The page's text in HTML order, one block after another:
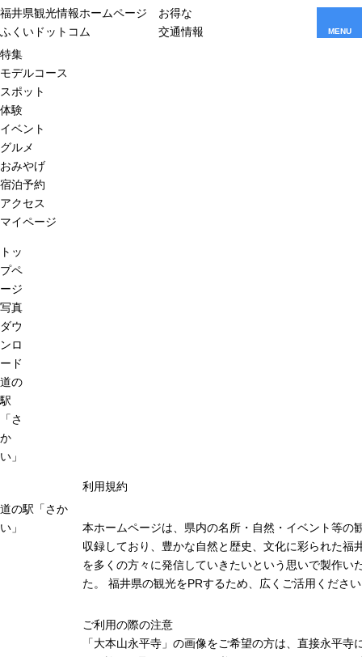
福井県観光情報ホームページ
ふくいドットコム
お得な
交通情報
MENU
特集
モデルコース
スポット
体験
イベント
グルメ
おみやげ
宿泊予約
アクセス
マイページ
トッ
プペ
ージ
写真
ダウ
ンロ
ード
道の
駅
「さ
か
い」
道の駅「さか
い」
利用規約
本ホームページは、県内の名所・自然・イベント等の
収録しており、豊かな自然と歴史、文化に彩られた福
を多くの方々に発信していきたいという思いで製作い
た。 福井県の観光をPRするため、広くご活用くださ
ご利用の際の注意
「大本山永平寺」の画像をご希望の方は、直接永平寺